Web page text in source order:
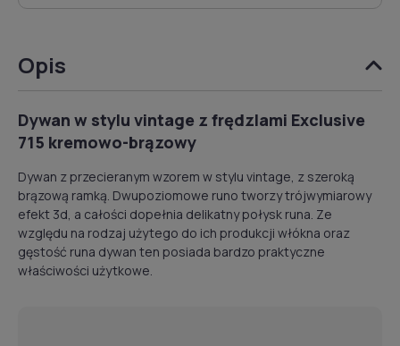
Opis
Dywan w stylu vintage z frędzlami Exclusive
715 kremowo-brązowy
Dywan z przecieranym wzorem w stylu vintage, z szeroką
brązową ramką. Dwupoziomowe runo tworzy trójwymiarowy
efekt 3d, a całości dopełnia delikatny połysk runa. Ze
względu na rodzaj użytego do ich produkcji włókna oraz
gęstość runa dywan ten posiada bardzo praktyczne
właściwości użytkowe.